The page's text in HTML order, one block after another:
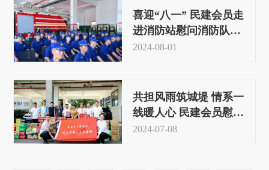
喜迎“八一” 民建会员走
进消防站慰问消防队员
和老兵
2024-08-01
共担风雨筑城堤 情系一
线暖人心 民建会员慰问
防汛抗洪一线人员
2024-07-08